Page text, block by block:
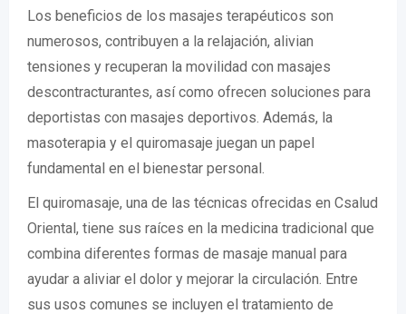
Los beneficios de los masajes terapéuticos son
numerosos, contribuyen a la relajación, alivian
tensiones y recuperan la movilidad con masajes
descontracturantes, así como ofrecen soluciones para
deportistas con masajes deportivos. Además, la
masoterapia y el quiromasaje juegan un papel
fundamental en el bienestar personal.
El quiromasaje, una de las técnicas ofrecidas en Csalud
Oriental, tiene sus raíces en la medicina tradicional que
combina diferentes formas de masaje manual para
ayudar a aliviar el dolor y mejorar la circulación. Entre
sus usos comunes se incluyen el tratamiento de